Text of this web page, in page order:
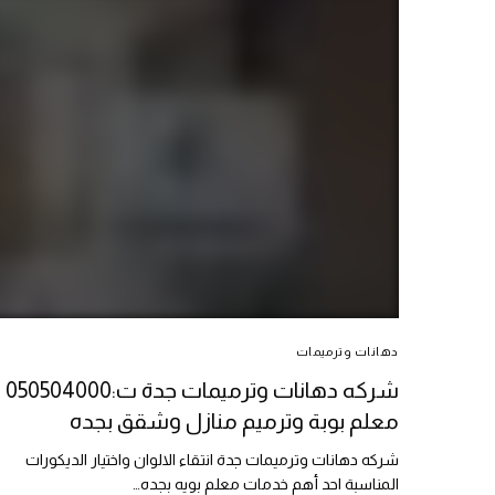
دهانات وترميمات
شركه دهانات وترميمات جدة ت:050504000
معلم بوبة وترميم منازل وشقق بجده
شركه دهانات وترميمات جدة انتقاء الالوان واختيار الديكورات
المناسبة احد أهم خدمات معلم بويه بجده…